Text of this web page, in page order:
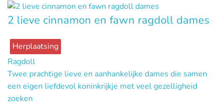
2 lieve cinnamon en fawn ragdoll dames
Herplaatsing
Ragdoll
Twee prachtige lieve en aanhankelijke dames die samen
een eigen liefdevol koninkrijkje met veel gezelligheid
zoeken